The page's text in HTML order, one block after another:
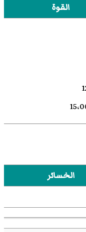
القوة
الخسائر